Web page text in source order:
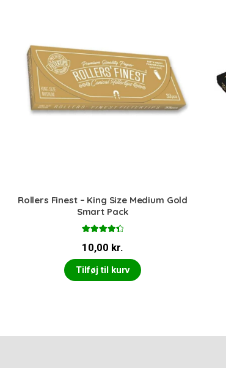
Rollers Finest – King Size Medium Gold
Smart Pack
4.50ud af
5
10,00 kr.
Tilføj til kurv